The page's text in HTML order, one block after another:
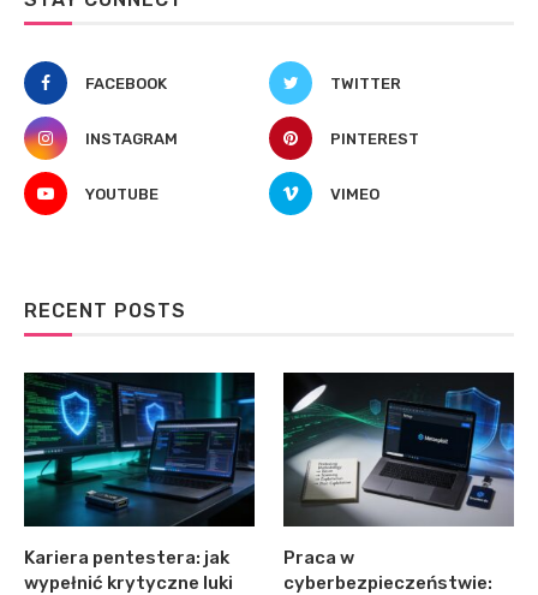
FACEBOOK TWITTER
INSTAGRAM PINTEREST
YOUTUBE VIMEO
RECENT POSTS
Kariera pentestera: jak
wypełnić krytyczne luki
Praca w
cyberbezpieczeństwie: